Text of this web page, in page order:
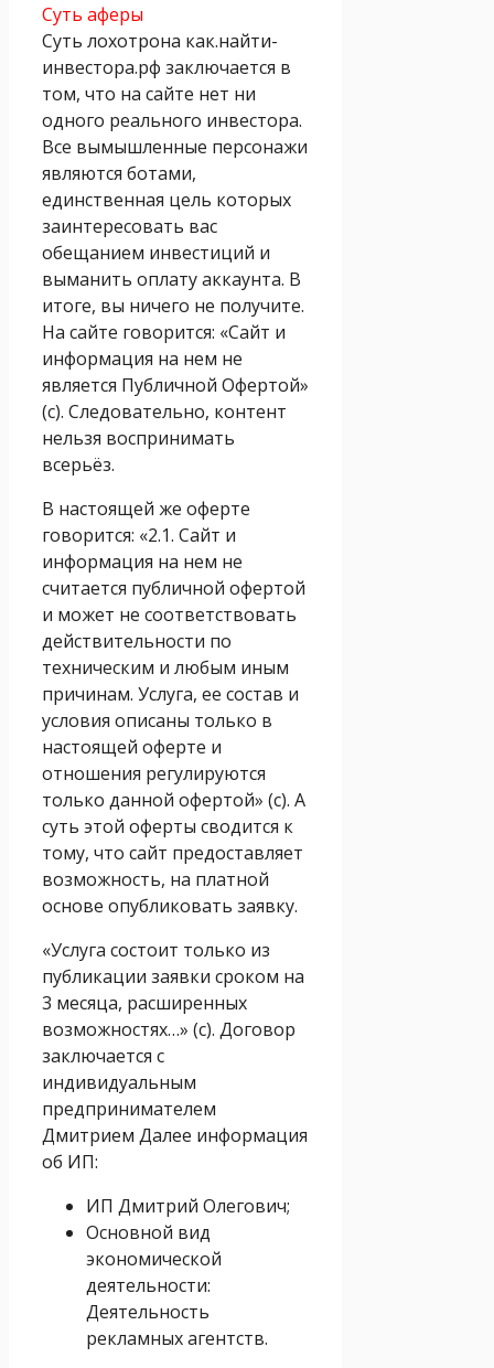
Суть аферы
Суть лохотрона как.найти-
инвестора.рф заключается в
том, что на сайте нет ни
одного реального инвестора.
Все вымышленные персонажи
являются ботами,
единственная цель которых
заинтересовать вас
обещанием инвестиций и
выманить оплату аккаунта. В
итоге, вы ничего не получите.
На сайте говорится: «Сайт и
информация на нем не
является Публичной Офертой»
(с). Следовательно, контент
нельзя воспринимать
всерьёз.
В настоящей же оферте
говорится: «2.1. Сайт и
информация на нем не
считается публичной офертой
и может не соответствовать
действительности по
техническим и любым иным
причинам. Услуга, ее состав и
условия описаны только в
настоящей оферте и
отношения регулируются
только данной офертой» (с). А
суть этой оферты сводится к
тому, что сайт предоставляет
возможность, на платной
основе опубликовать заявку.
«Услуга состоит только из
публикации заявки сроком на
3 месяца, расширенных
возможностях…» (с). Договор
заключается с
индивидуальным
предпринимателем
Дмитрием Далее информация
об ИП:
ИП Дмитрий Олегович;
Основной вид
экономической
деятельности:
Деятельность
рекламных агентств.